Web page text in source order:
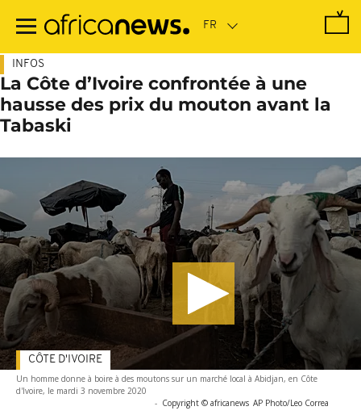
contenu
INFOS
La Côte d’Ivoire confrontée à une
hausse des prix du mouton avant la
Tabaski
Un homme donne à boire à des moutons sur un marché local à Abidjan, en Côte
d'Ivoire, le mardi 3 novembre 2020
- Copyright © africanews AP Photo/Leo Correa
CÔTE D'IVOIRE